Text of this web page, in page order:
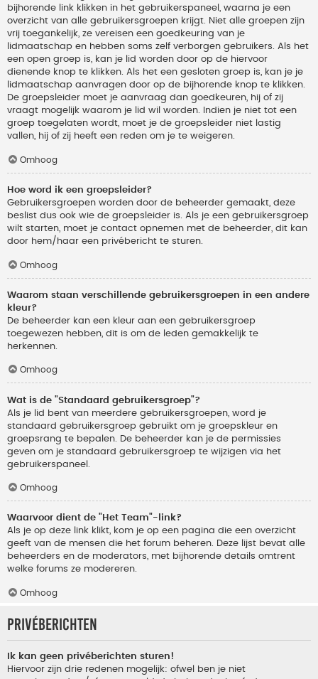
bijhorende link klikken in het gebruikerspaneel, waarna je een
overzicht van alle gebruikersgroepen krijgt. Niet alle groepen zijn
vrij toegankelijk, ze vereisen een goedkeuring van je
lidmaatschap en hebben soms zelf verborgen gebruikers. Als het
een open groep is, kan je lid worden door op de hiervoor
dienende knop te klikken. Als het een gesloten groep is, kan je je
lidmaatschap aanvragen door op de bijhorende knop te klikken.
De groepsleider moet je aanvraag dan goedkeuren, hij of zij
vraagt mogelijk waarom je lid wil worden. Indien je niet tot een
groep toegelaten wordt, moet je de groepsleider niet lastig
vallen, hij of zij heeft een reden om je te weigeren.
Omhoog
Hoe word ik een groepsleider?
Gebruikersgroepen worden door de beheerder gemaakt, deze
beslist dus ook wie de groepsleider is. Als je een gebruikersgroep
wilt starten, moet je contact opnemen met de beheerder, dit kan
door hem/haar een privébericht te sturen.
Omhoog
Waarom staan verschillende gebruikersgroepen in een andere
kleur?
De beheerder kan een kleur aan een gebruikersgroep
toegewezen hebben, dit is om de leden gemakkelijk te
herkennen.
Omhoog
Wat is de "Standaard gebruikersgroep"?
Als je lid bent van meerdere gebruikersgroepen, word je
standaard gebruikersgroep gebruikt om je groepskleur en
groepsrang te bepalen. De beheerder kan je de permissies
geven om je standaard gebruikersgroep te wijzigen via het
gebruikerspaneel.
Omhoog
Waarvoor dient de "Het Team"-link?
Als je op deze link klikt, kom je op een pagina die een overzicht
geeft van de mensen die het forum beheren. Deze lijst bevat alle
beheerders en de moderators, met bijhorende details omtrent
welke forums ze modereren.
Omhoog
Privéberichten
Ik kan geen privéberichten sturen!
Hiervoor zijn drie redenen mogelijk: ofwel ben je niet